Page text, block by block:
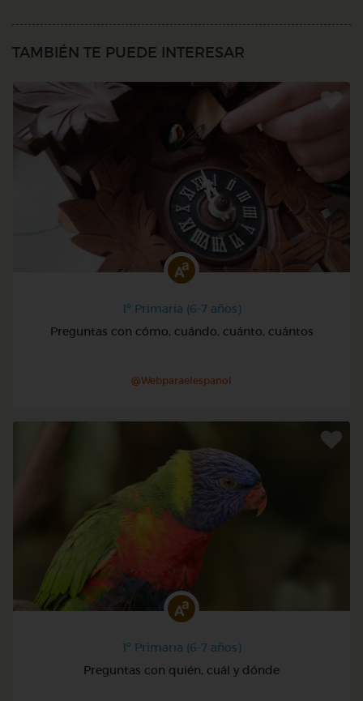
TAMBIÉN TE PUEDE INTERESAR
1º Primaria (6-7 años)
Preguntas con cómo, cuándo, cuánto, cuántos
@Webparaelespanol
1º Primaria (6-7 años)
Preguntas con quién, cuál y dónde